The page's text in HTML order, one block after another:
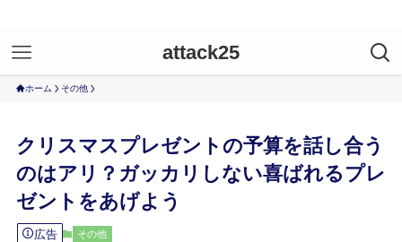
attack25
ホーム その他
クリスマスプレゼントの予算を話し合う
のはアリ？ガッカリしない喜ばれるプレ
ゼントをあげよう
広告 その他